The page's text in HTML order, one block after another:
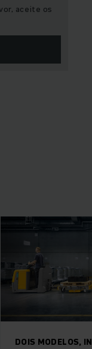
aceite os
EZS 350